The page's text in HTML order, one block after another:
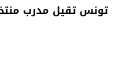
تونس تقيل مدرب